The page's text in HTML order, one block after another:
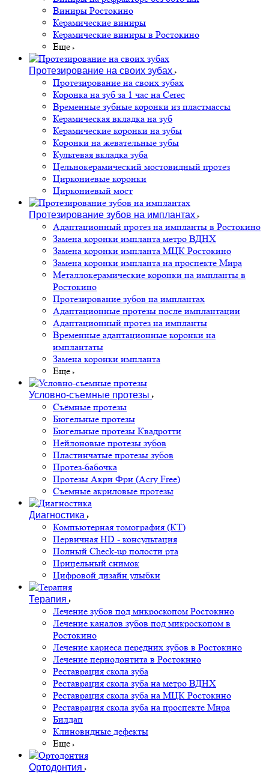
Виниры Ростокино
Керамические виниры
Керамические виниры в Ростокино
Еще
Протезирование на своих зубах
Протезирование на своих зубах
Коронка на зуб за 1 час на Cerec
Временные зубные коронки из пластмассы
Керамическая вкладка на зуб
Керамические коронки на зубы
Коронки на жевательные зубы
Культевая вкладка зуба
Цельнокерамический мостовидный протез
Циркониевые коронки
Циркониевый мост
Протезирование зубов на имплантах
Адаптационный протез на импланты в Ростокино
Замена коронки импланта метро ВДНХ
Замена коронки импланта МЦК Ростокино
Замена коронки импланта на проспекте Мира
Металлокерамические коронки на импланты в
Ростокино
Протезирование зубов на имплантах
Адаптационные протезы после имплантации
Адаптационный протез на импланты
Временные адаптационные коронки на
имплантаты
Замена коронки импланта
Еще
Условно-съемные протезы
Съёмные протезы
Бюгельные протезы
Бюгельные протезы Квадротти
Нейлоновые протезы зубов
Пластинчатые протезы зубов
Протез-бабочка
Протезы Акри Фри (Acry Free)
Съемные акриловые протезы
Диагностика
Компьютерная томография (КТ)
Первичная HD - консультация
Полный Check-up полости рта
Прицельный снимок
Цифровой дизайн улыбки
Терапия
Лечение зубов под микроскопом Ростокино
Лечение каналов зубов под микроскопом в
Ростокино
Лечение кариеса передних зубов в Ростокино
Лечение периодонтита в Ростокино
Реставрация скола зуба
Реставрация скола зуба на метро ВДНХ
Реставрация скола зуба на МЦК Ростокино
Реставрация скола зуба на проспекте Мира
Билдап
Клиновидные дефекты
Еще
Ортодонтия